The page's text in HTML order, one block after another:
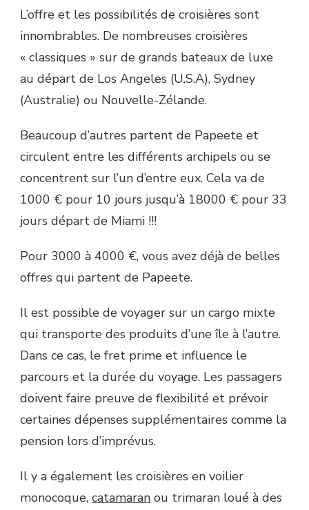
L’offre et les possibilités de croisières sont
innombrables. De nombreuses croisières
« classiques » sur de grands bateaux de luxe
au départ de Los Angeles (U.S.A), Sydney
(Australie) ou Nouvelle-Zélande.
Beaucoup d’autres partent de Papeete et
circulent entre les différents archipels ou se
concentrent sur l’un d’entre eux. Cela va de
1000 € pour 10 jours jusqu’à 18000 € pour 33
jours départ de Miami !!!
Pour 3000 à 4000 €, vous avez déjà de belles
offres qui partent de Papeete.
Il est possible de voyager sur un cargo mixte
qui transporte des produits d’une île à l’autre.
Dans ce cas, le fret prime et influence le
parcours et la durée du voyage. Les passagers
doivent faire preuve de flexibilité et prévoir
certaines dépenses supplémentaires comme la
pension lors d’imprévus.
Il y a également les croisières en voilier
monocoque, catamaran ou trimaran loué à des